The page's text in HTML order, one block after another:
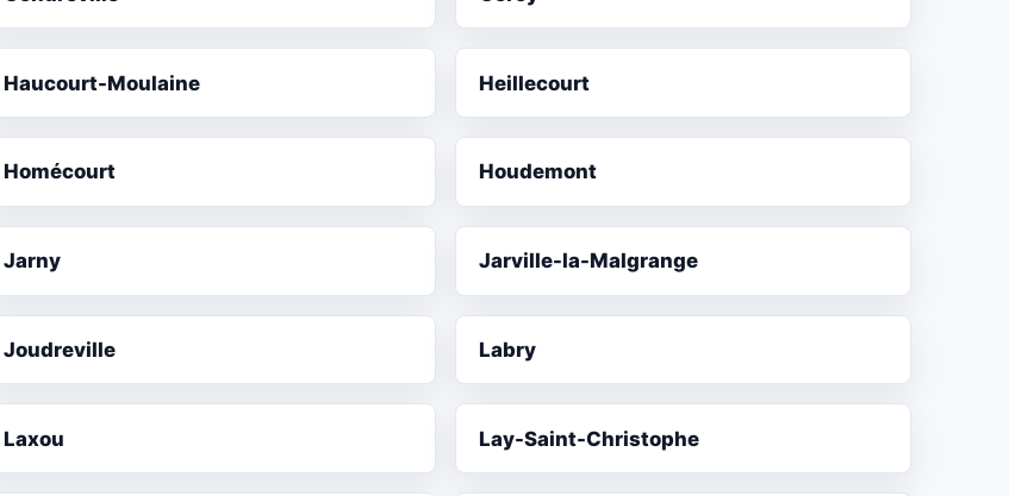
Haucourt-Moulaine Heillecourt
Homécourt Houdemont
Jarny Jarville-la-Malgrange
Joudreville Labry
Laxou Lay-Saint-Christophe